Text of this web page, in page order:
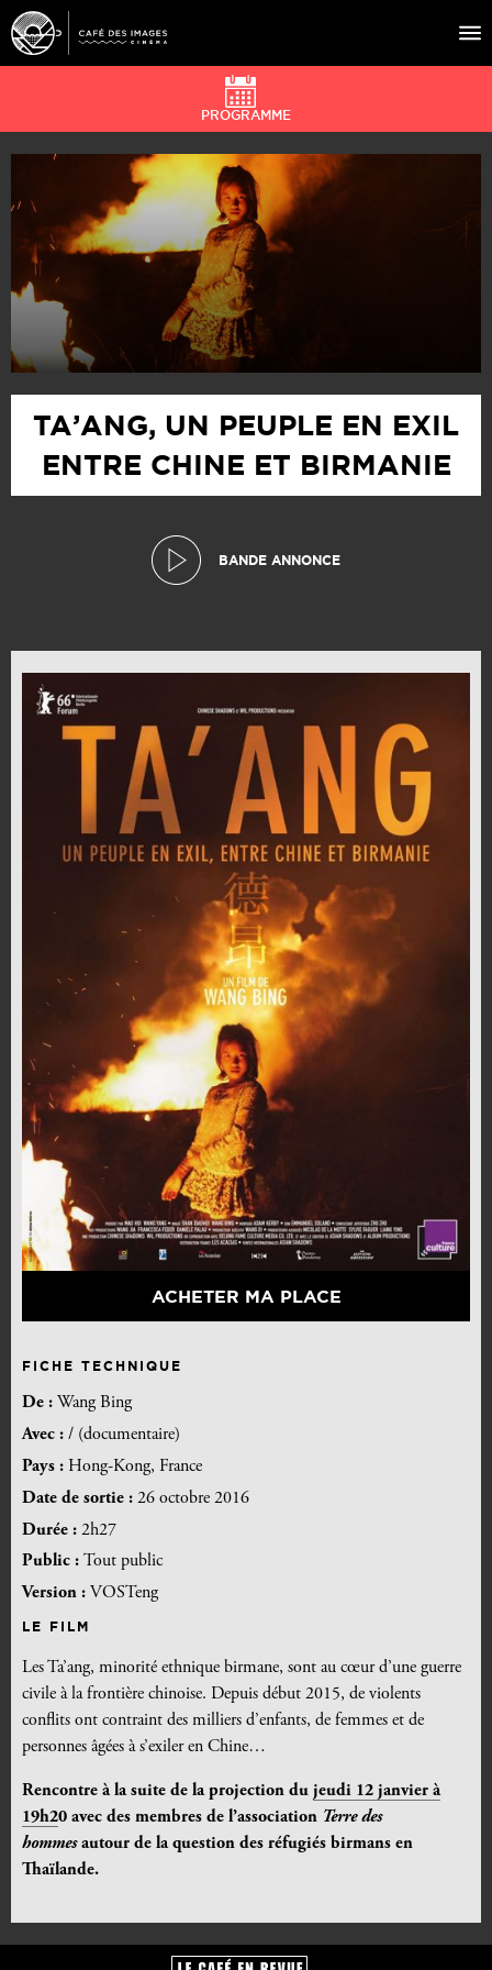
À L’AFFICHE
ÉVÉNEMENTS
CAFÉ DU CINÉ
PRATIQUE
ÉDUCATION AUX IMAGES
TA’ANG, UN PEUPLE EN EXIL
ENTRE CHINE ET BIRMANIE
BANDE ANNONCE
ACHETER MA PLACE
FICHE TECHNIQUE
De : Wang Bing
Avec : / (documentaire)
Pays : Hong-Kong, France
Date de sortie : 26 octobre 2016
Durée : 2h27
Public : Tout public
Version : VOSTeng
LE FILM
Les Ta’ang, minorité ethnique birmane, sont au cœur d’une guerre
civile à la frontière chinoise. Depuis début 2015, de violents
conflits ont contraint des milliers d’enfants, de femmes et de
personnes âgées à s’exiler en Chine…
Rencontre à la suite de la projection du jeudi 12 janvier à
19h20 avec des membres de l’association Terre des
hommesautour de la question des réfugiés birmans en
Thaïlande.
PROGRAMME